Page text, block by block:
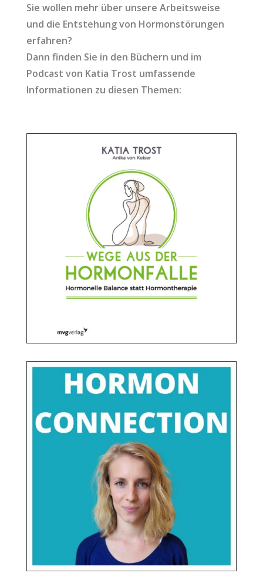
Sie wollen mehr über unsere Arbeitsweise
und die Entstehung von Hormonstörungen
erfahren?
Dann finden Sie in den Büchern und im
Podcast von Katia Trost umfassende
Informationen zu diesen Themen: